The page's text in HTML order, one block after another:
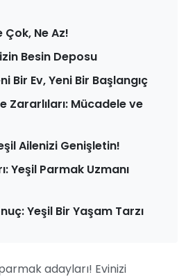
Çok, Ne Az!
Besin Deposu
Bir Ev, Yeni Bir Başlangıç
Zararlıları: Mücadele ve
Ailenizi Genişletin!
Yeşil Parmak Uzmanı
Yeşil Bir Yaşam Tarzı
adayları! Evinizi